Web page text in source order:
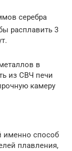
серебра
расплавить 3
в
из СВЧ печи
камеру
именно способ
плавления,